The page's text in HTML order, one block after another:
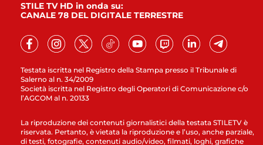
Testata iscritta nel Registro della Stampa presso il Tribunale di
Salerno al n. 34/2009
Società iscritta nel Registro degli Operatori di Comunicazione c/o
l’AGCOM al n. 20133
STILE TV HD in onda su:
CANALE 78 DEL DIGITALE TERRESTRE
La riproduzione dei contenuti giornalistici della testata STILETV è
riservata. Pertanto, è vietata la riproduzione e l’uso, anche parziale,
di testi, fotografie, contenuti audio/video, filmati, loghi, grafiche